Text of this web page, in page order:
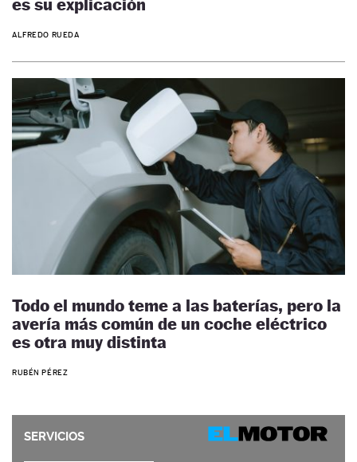
es su explicación
ALFREDO RUEDA
Todo el mundo teme a las baterías, pero la
avería más común de un coche eléctrico
es otra muy distinta
RUBÉN PÉREZ